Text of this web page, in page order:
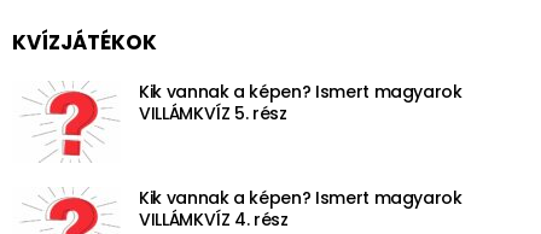
KVÍZJÁTÉKOK
Kik vannak a képen? Ismert magyarok
VILLÁMKVÍZ 5. rész
Kik vannak a képen? Ismert magyarok
VILLÁMKVÍZ 4. rész